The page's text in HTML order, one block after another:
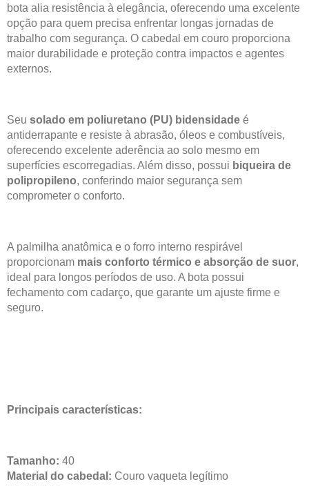
bota alia resistência à elegância, oferecendo uma excelente
opção para quem precisa enfrentar longas jornadas de
trabalho com segurança. O cabedal em couro proporciona
maior durabilidade e proteção contra impactos e agentes
externos.
Seu solado em poliuretano (PU) bidensidade é
antiderrapante e resiste à abrasão, óleos e combustíveis,
oferecendo excelente aderência ao solo mesmo em
superfícies escorregadias. Além disso, possui biqueira de
polipropileno, conferindo maior segurança sem
comprometer o conforto.
A palmilha anatômica e o forro interno respirável
proporcionam mais conforto térmico e absorção de suor,
ideal para longos períodos de uso. A bota possui
fechamento com cadarço, que garante um ajuste firme e
seguro.
Principais características:
Tamanho: 40
Material do cabedal: Couro vaqueta legítimo